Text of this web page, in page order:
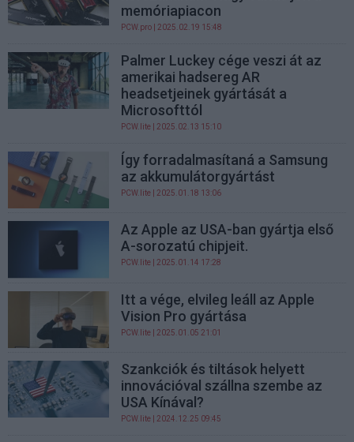
memóriapiacon
PCW.pro | 2025.02.19 15:48
Palmer Luckey cége veszi át az
amerikai hadsereg AR
headsetjeinek gyártását a
Microsofttól
PCW.lite | 2025.02.13 15:10
Így forradalmasítaná a Samsung
az akkumulátorgyártást
PCW.lite | 2025.01.18 13:06
Az Apple az USA-ban gyártja első
A-sorozatú chipjeit.
PCW.lite | 2025.01.14 17:28
Itt a vége, elvileg leáll az Apple
Vision Pro gyártása
PCW.lite | 2025.01.05 21:01
Szankciók és tiltások helyett
innovációval szállna szembe az
USA Kínával?
PCW.lite | 2024.12.25 09:45